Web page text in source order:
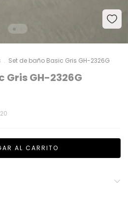
. Set de baño Basic Gris GH-2326G
Gris GH-2326G